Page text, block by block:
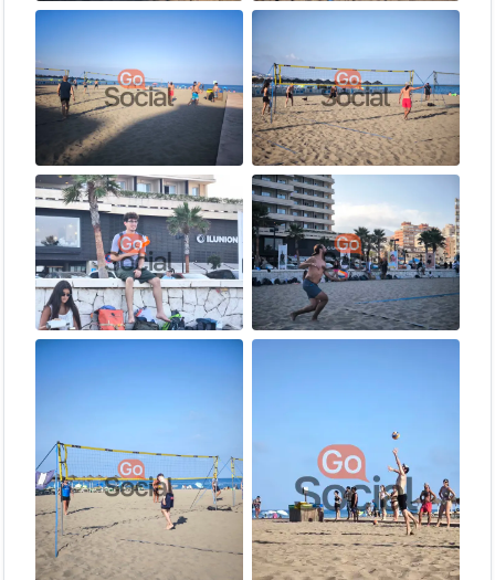
ronda es un nuevo reto
Entrenamiento de alta intensidad
coordinación, agilidad y velocidad de reacción
Conoce a toda la comunidad— en 90 minutos habrás
jugado con casi todo el mundo
📋 ¿Cómo apuntarte?
Hazte miembroPremiumde GoSocial (por un día,
semana o mes).
Reserva tu plazaen lapágina de eventospara asegurar tu
lugar.
Ven con energía y ganas de jugar. (Y ayúdanos a montar y
desmontar las redes — ¡es ley de equipo! 😄)
😳 ¿Es tu primera vez y vienes solo?
No te preocupes. La rotación constante de parejas hace que este